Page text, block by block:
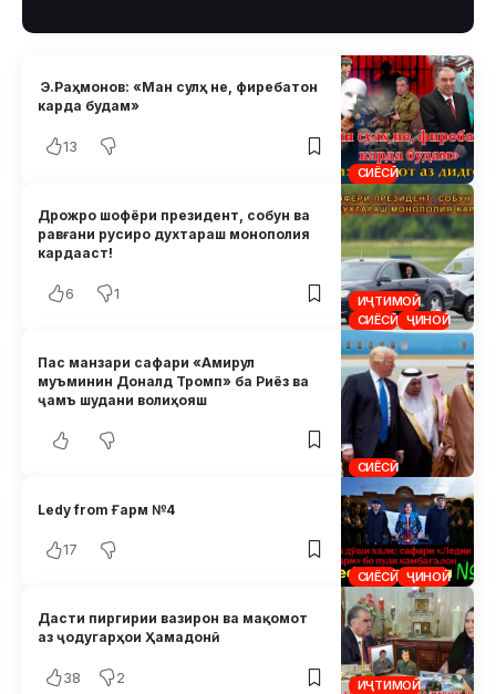
СИЁСӢ
Э.Раҳмонов: «Ман сулҳ не, фиребатон
карда будам»
13
ИҶТИМОӢ
СИЁСӢ
ҶИНОӢ
Дрожро шофёри президент, собун ва
равғани русиро духтараш монополия
кардааст!
6 1
СИЁСӢ
Пас манзари сафари «Амирул
муъминин Доналд Тромп» ба Риёз ва
ҷамъ шудани волиҳояш
СИЁСӢ ҶИНОӢ
Ledy from Ғарм №4
17
ИҶТИМОӢ
Дасти пиргирии вазирон ва мақомот
аз ҷодугарҳои Ҳамадонӣ
38 2